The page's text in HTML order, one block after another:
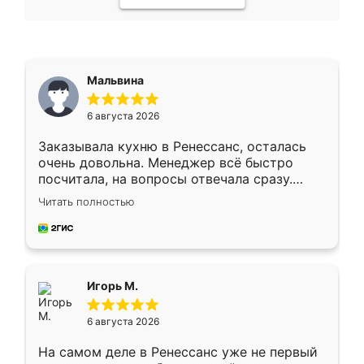
Мальвина
6 августа 2026
Заказывала кухню в Ренессанс, осталась
очень довольна. Менеджер всё быстро
посчитала, на вопросы отвечала сразу.
Замерщик приехал в субботу, подошёл к
делу со всей ответственностью. Собрали
за день, ребята работали аккуратно, даже
Читать полностью
Игорь М.
6 августа 2026
На самом деле в Ренессанс уже не первый